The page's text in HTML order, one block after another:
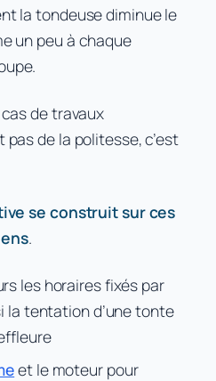
la tondeuse diminue le
un peu à chaque
de travaux
pas de la politesse, c’est
se construit sur ces
.
les horaires fixés par
la tentation d’une tonte
et le moteur pour